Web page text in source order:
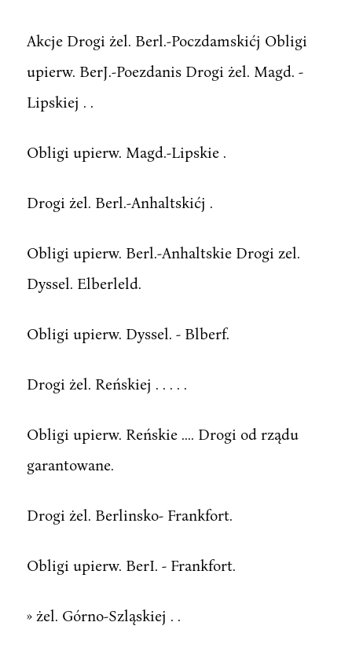
Akcje Drogi żel. Berl.-Poczdamskićj Obligi
upierw. BerJ.-Poezdanis Drogi żel. Magd. -
Lipskiej . .
Obligi upierw. Magd.-Lipskie .
Drogi żel. Berl.-Anhaltskićj .
Obligi upierw. Berl.-Anhaltskie Drogi zel.
Dyssel. Elberleld.
Obligi upierw. Dyssel. - Blberf.
Drogi żel. Reńskiej . . . . .
Obligi upierw. Reńskie .... Drogi od rządu
garantowane.
Drogi żel. Berlinsko- Frankfort.
Obligi upierw. BerI. - Frankfort.
» żel. Górno-Szląskiej . .